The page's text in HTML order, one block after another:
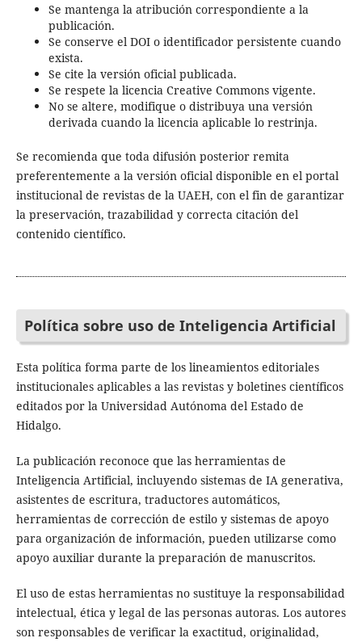
Se mantenga la atribución correspondiente a la
publicación.
Se conserve el DOI o identificador persistente cuando
exista.
Se cite la versión oficial publicada.
Se respete la licencia Creative Commons vigente.
No se altere, modifique o distribuya una versión
derivada cuando la licencia aplicable lo restrinja.
Se recomienda que toda difusión posterior remita
preferentemente a la versión oficial disponible en el portal
institucional de revistas de la UAEH, con el fin de garantizar
la preservación, trazabilidad y correcta citación del
contenido científico.
Política sobre uso de Inteligencia Artificial
Esta política forma parte de los lineamientos editoriales
institucionales aplicables a las revistas y boletines científicos
editados por la Universidad Autónoma del Estado de
Hidalgo.
La publicación reconoce que las herramientas de
Inteligencia Artificial, incluyendo sistemas de IA generativa,
asistentes de escritura, traductores automáticos,
herramientas de corrección de estilo y sistemas de apoyo
para organización de información, pueden utilizarse como
apoyo auxiliar durante la preparación de manuscritos.
El uso de estas herramientas no sustituye la responsabilidad
intelectual, ética y legal de las personas autoras. Los autores
son responsables de verificar la exactitud, originalidad,